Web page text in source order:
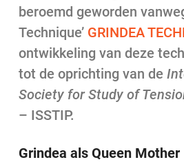
beroemd geworden
Technique’ GRINDEA
ontwikkeling van deze
tot de oprichting van de
Society for Study of
– ISSTIP.
Grindea als Queen Mother